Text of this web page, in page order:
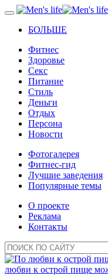
БОЛЬШЕ
Фитнес
Здоровье
Секс
Питание
Стиль
Деньги
Отдых
Персона
Новости
Фотогалерея
Фитнес-гид
Лучшие заведения
Популярные темы
О проекте
Реклама
Контакты
любви к острой пище